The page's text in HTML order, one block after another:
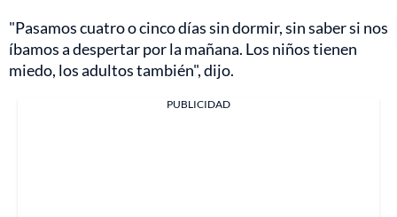
"Pasamos cuatro o cinco días sin dormir, sin saber si nos
íbamos a despertar por la mañana. Los niños tienen
miedo, los adultos también", dijo.
PUBLICIDAD